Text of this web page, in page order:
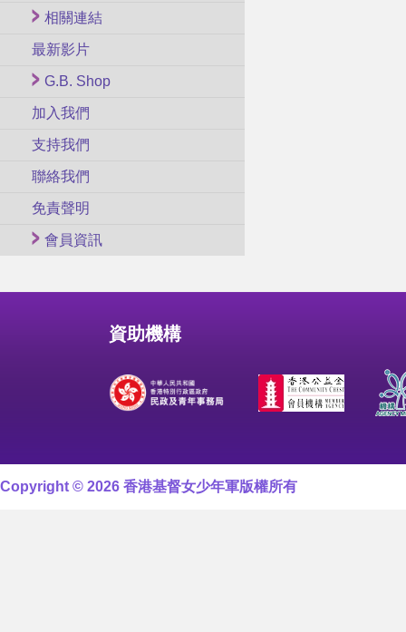
相關連結
最新影片
G.B. Shop
加入我們
支持我們
聯絡我們
免責聲明
會員資訊
資助機構
Copyright © 2026 香港基督女少年軍版權所有